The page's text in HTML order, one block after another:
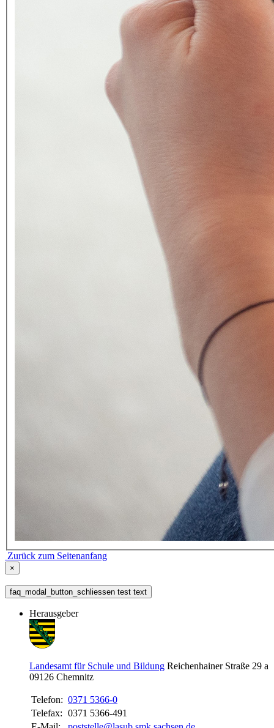
Zurück zum Seitenanfang
×
faq_modal_button_schliessen test text
Herausgeber
Landesamt für Schule und Bildung Reichenhainer Straße 29 a
09126 Chemnitz
Telefon: 0371 5366-0
Telefax: 0371 5366-491